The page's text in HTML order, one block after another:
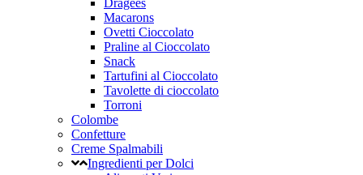
Dragees
Macarons
Ovetti Cioccolato
Praline al Cioccolato
Snack
Tartufini al Cioccolato
Tavolette di cioccolato
Torroni
Colombe
Confetture
Creme Spalmabili
Ingredienti per Dolci